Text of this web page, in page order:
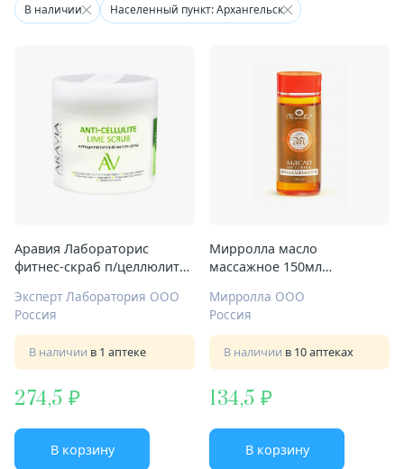
В наличии Населенный пункт: Архангельск
Аравия Лабораторис
фитнес-скраб п/целлюлит
Эксперт Лаборатория ООО
Россия
В наличии в 1 аптеке
274,5
В корзину
Мирролла масло
массажное 150мл
Мирролла ООО
Россия
В наличии в 10 аптеках
134,5
В корзину